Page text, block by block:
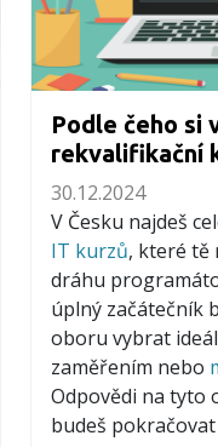
Podle čeho si
rekvalifikační
30.12.2024
V Česku najdeš
IT kurzů, které tě
dráhu
úplný začátečník
oboru vybrat
zaměřením nebo
Odpovědi na tyto
budeš